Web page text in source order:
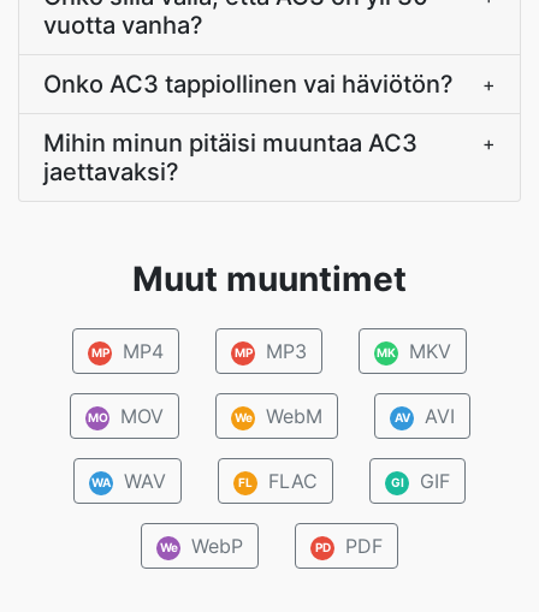
vuotta vanha?
Onko AC3 tappiollinen vai häviötön? +
Mihin minun pitäisi muuntaa AC3
jaettavaksi?
+
Muut muuntimet
MP MP4 MP MP3 MK MKV
MO MOV We WebM AV AVI
WA WAV FL FLAC GI GIF
We WebP PD PDF